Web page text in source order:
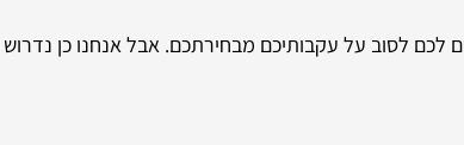
לכם לסוב על עקבותיכם מבחירתכם. אבל אנחנו כן